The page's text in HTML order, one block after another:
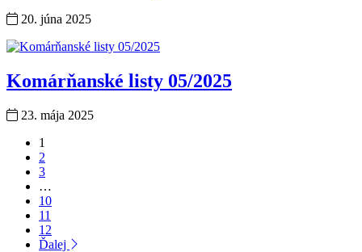
20. júna 2025
Komárňanské listy 05/2025
23. mája 2025
1
2
3
…
10
11
12
Ďalej